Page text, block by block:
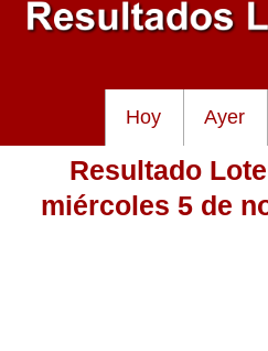
Hoy Ayer
Baloto
Resultado
miércoles 5 de